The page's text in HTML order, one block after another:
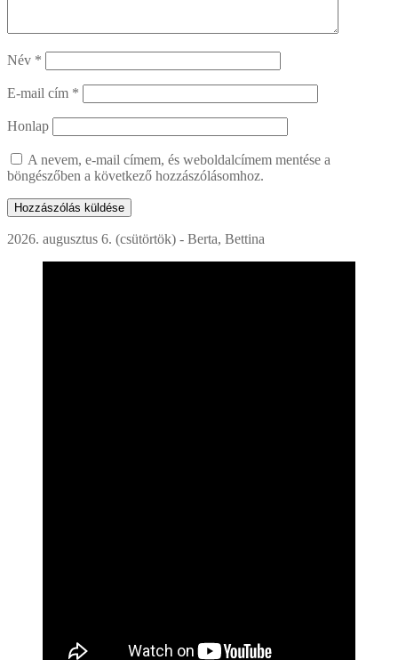
Név *
E-mail cím *
Honlap
A nevem, e-mail címem, és weboldalcímem mentése a
böngészőben a következő hozzászólásomhoz.
2026. augusztus 6. (csütörtök) - Berta, Bettina